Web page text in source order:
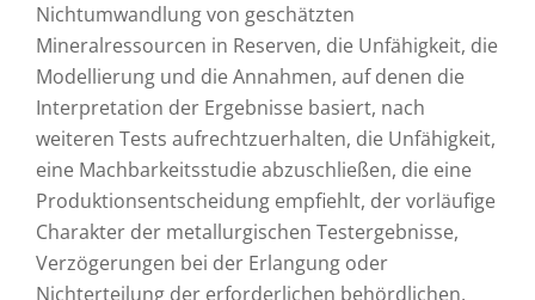
Nichtumwandlung von geschätzten
Mineralressourcen in Reserven, die Unfähigkeit, die
Modellierung und die Annahmen, auf denen die
Interpretation der Ergebnisse basiert, nach
weiteren Tests aufrechtzuerhalten, die Unfähigkeit,
eine Machbarkeitsstudie abzuschließen, die eine
Produktionsentscheidung empfiehlt, der vorläufige
Charakter der metallurgischen Testergebnisse,
Verzögerungen bei der Erlangung oder
Nichterteilung der erforderlichen behördlichen,